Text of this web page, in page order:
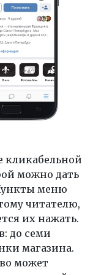
кликабельной
можно дать
меню
читателю,
их нажать.
до семи
магазина.
может